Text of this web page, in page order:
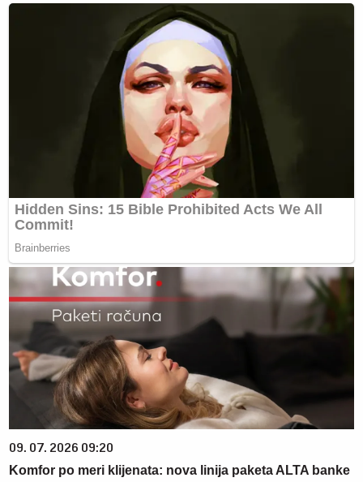
09. 07. 2026 09:20
Komfor po meri klijenata: nova linija paketa ALTA banke